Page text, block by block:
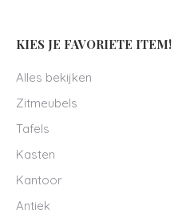
KIES JE FAVORIETE ITEM!
Alles bekijken
Zitmeubels
Tafels
Kasten
Kantoor
Antiek